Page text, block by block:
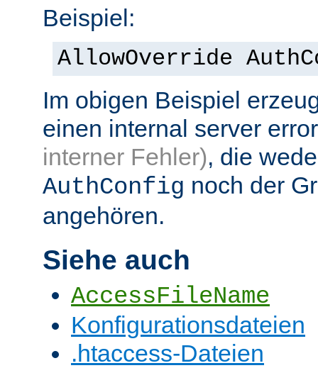
Beispiel:
AllowOverride
Im obigen Beispiel
einen internal server
interner Fehler), die
AuthConfig noch der
angehören.
Siehe auch
AccessFileName
Konfigurationsdateien
.htaccess-Dateien